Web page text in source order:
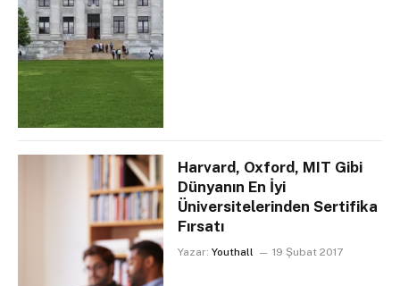
Harvard, Oxford, MIT Gibi
Dünyanın En İyi
Üniversitelerinden Sertifika
Fırsatı
Yazar: Youthall 19 Şubat 2017